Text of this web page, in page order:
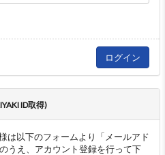
ID取得)
は以下のフォームより「メールアド
うえ、アカウント登録を行って下